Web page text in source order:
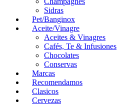
Sidras
Pet/Banginox
Aceite/Vinagre
Aceites & Vinagres
Cafés, Te & Infusiones
Chocolates
Conservas
Marcas
Recomendamos
Clasicos
Cervezas